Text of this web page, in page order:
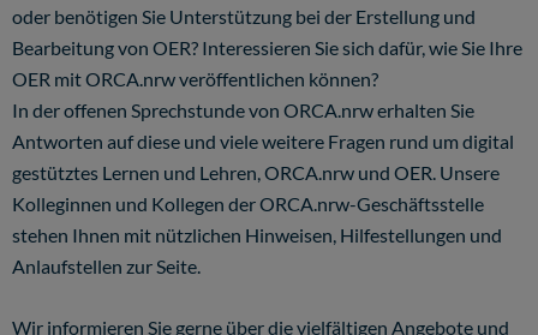
oder benötigen Sie Unterstützung bei der Erstellung und
Bearbeitung von OER? Interessieren Sie sich dafür, wie Sie Ihre
OER mit ORCA.nrw veröffentlichen können?
In der offenen Sprechstunde von ORCA.nrw erhalten Sie
Antworten auf diese und viele weitere Fragen rund um digital
gestütztes Lernen und Lehren, ORCA.nrw und OER. Unsere
Kolleginnen und Kollegen der ORCA.nrw-Geschäftsstelle
stehen Ihnen mit nützlichen Hinweisen, Hilfestellungen und
Anlaufstellen zur Seite.
Wir informieren Sie gerne über die vielfältigen Angebote und